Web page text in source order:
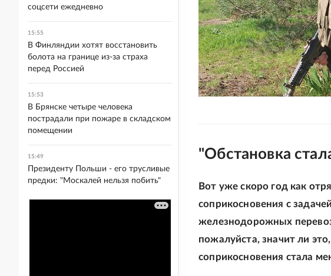
"Обстановка
Вот уже скоро год как
соприкосновения с
железнодорожных
пожалуйста, значит ли
соприкосновения стала
соцсети ежедневно
15:55
В Финляндии хотят восстановить
болота на границе из-за страха
перед Россией
15:53
В Брянске четыре человека
пострадали при пожаре в складском
помещении
15:49
Президенту Польши - его трусливые
предки: "Москалей нельзя побить"